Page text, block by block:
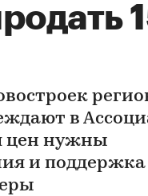
в
цен нужны
и поддержка